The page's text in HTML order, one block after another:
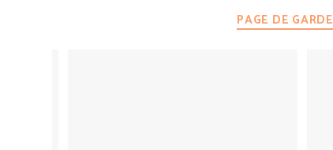
PAGE DE GARDE